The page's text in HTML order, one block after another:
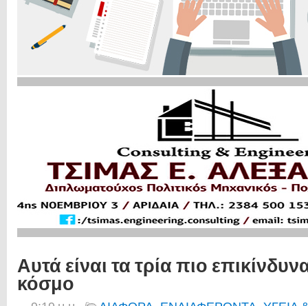
Αυτά είναι τα τρία πιο
κόσμο